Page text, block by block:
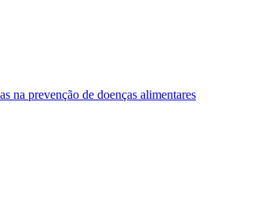
na prevenção de doenças alimentares